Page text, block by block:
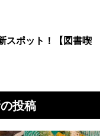
スポット！【図書喫
投稿